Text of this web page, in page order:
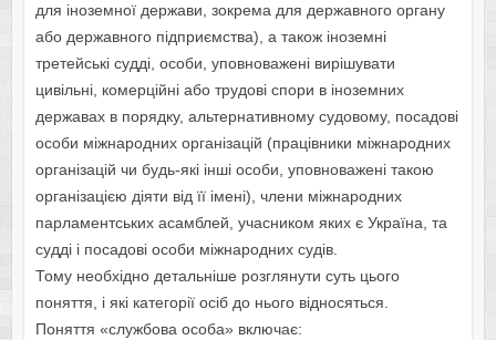
для іноземної держави, зокрема для державного органу
або державного підприємства), а також іноземні
третейські судді, особи, уповноважені вирішувати
цивільні, комерційні або трудові спори в іноземних
державах в порядку, альтернативному судовому, посадові
особи міжнародних організацій (працівники міжнародних
організацій чи будь-які інші особи, уповноважені такою
організацією діяти від її імені), члени міжнародних
парламентських асамблей, учасником яких є Україна, та
судді і посадові особи міжнародних судів.
Тому необхідно детальніше розглянути суть цього
поняття, і які категорії осіб до нього відносяться.
Поняття «службова особа» включає: